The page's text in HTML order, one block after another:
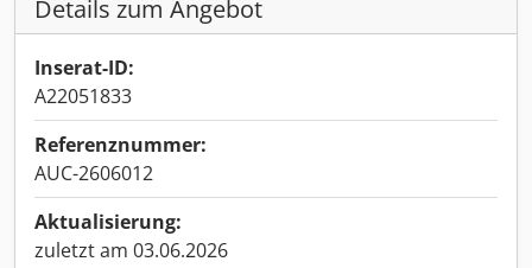
Details zum Angebot
Inserat-ID:
A22051833
Referenznummer:
AUC-2606012
Aktualisierung:
zuletzt am 03.06.2026